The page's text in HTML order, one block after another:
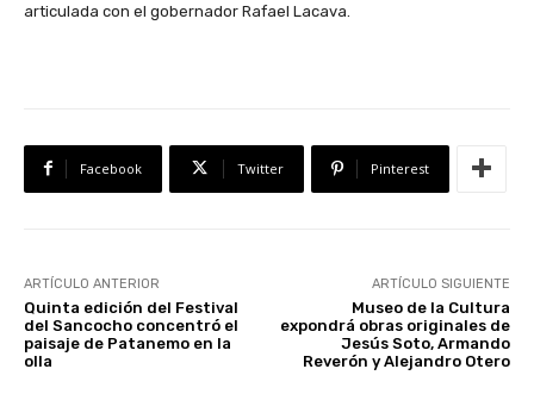
articulada con el gobernador Rafael Lacava.
Facebook Twitter Pinterest
ARTÍCULO ANTERIOR
Quinta edición del Festival
del Sancocho concentró el
paisaje de Patanemo en la
olla
ARTÍCULO SIGUIENTE
Museo de la Cultura
expondrá obras originales de
Jesús Soto, Armando
Reverón y Alejandro Otero